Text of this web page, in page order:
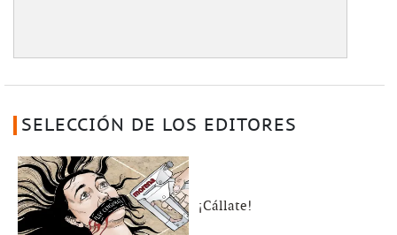
SELECCIÓN DE LOS EDITORES
¡Cállate!